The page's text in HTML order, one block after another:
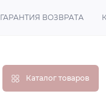
ГАРАНТИЯ ВОЗВРАТА
Каталог товаров